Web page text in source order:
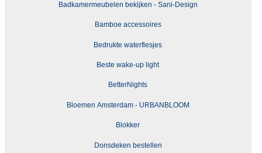
Badkamermeubelen bekijken - Sani-Design
Bamboe accessoires
Bedrukte waterflesjes
Beste wake-up light
BetterNights
Bloemen Amsterdam - URBANBLOOM
Blokker
Donsdeken bestellen